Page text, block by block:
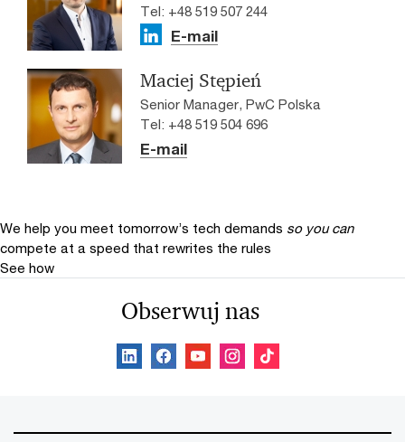
Tel: +48 519 507 244
E-mail
Maciej Stępień
Senior Manager, PwC Polska
Tel: +48 519 504 696
E-mail
We help you meet tomorrow’s tech demands so you can
compete at a speed that rewrites the rules
See how
Obserwuj nas